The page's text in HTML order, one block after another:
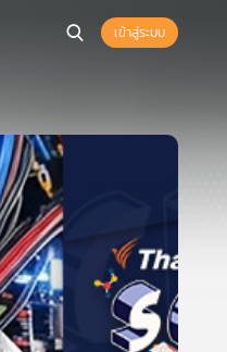
เข้าสู่ระบบ